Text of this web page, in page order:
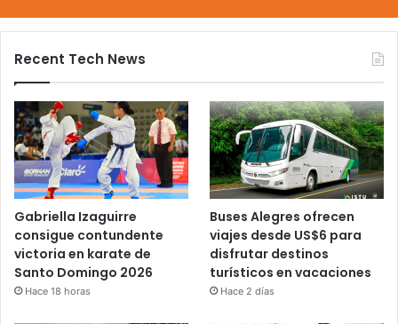
Recent Tech News
Gabriella Izaguirre
consigue contundente
victoria en karate de
Santo Domingo 2026
Hace 18 horas
Buses Alegres ofrecen
viajes desde US$6 para
disfrutar destinos
turísticos en vacaciones
Hace 2 días